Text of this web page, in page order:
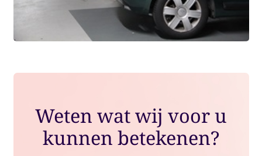
Weten wat wij voor u
kunnen betekenen?